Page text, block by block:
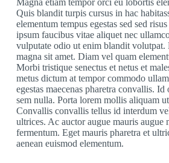
Magna etiam tempor orci eu lobortis
Quis blandit turpis cursus in hac
elementum tempus egestas sed sed
ipsum faucibus vitae aliquet nec
vulputate odio ut enim blandit volutpat.
magna sit amet. Diam vel quam
Morbi tristique senectus et netus et
metus dictum at tempor commodo
egestas maecenas pharetra convallis.
sem nulla. Porta lorem mollis aliquam
Convallis convallis tellus id interdum
ultrices. Ac auctor augue mauris augue
fermentum. Eget mauris pharetra et
aenean euismod elementum.